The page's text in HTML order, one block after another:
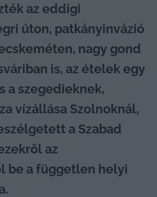
az eddigi
úton, patkányinvázió
nagy gond
is, az ételek egy
a szegedieknek,
vízállása Szolnoknál,
a Szabad
az
be a független helyi